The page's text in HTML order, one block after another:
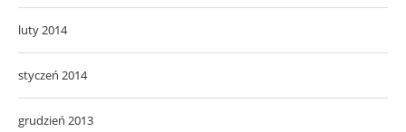
luty 2014
styczeń 2014
grudzień 2013